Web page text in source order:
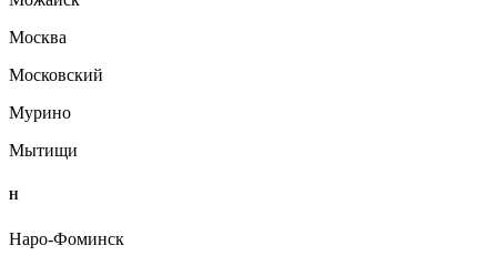
Москва
Московский
Мурино
Мытищи
Н
Наро-Фоминск